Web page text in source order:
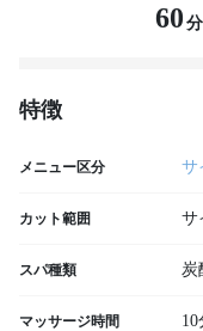
60 分
特徴
メニュー区分 サ
カット範囲 サ
スパ種類 炭
マッサージ時間 10